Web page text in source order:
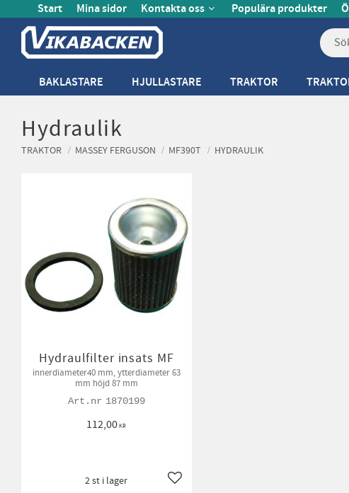
Start Mina sidor Kontakta oss Populära produkter
BAKLASTARE HJULLASTARE TRAKTOR
Hydraulik
TRAKTOR MASSEY FERGUSON MF390T HYDRAULIK
Hydraulfilter insats MF
innerdiameter40 mm, ytterdiameter 63
mm höjd 87 mm
1870199
112,00KR
Lägg till i favoriter
2 st i lager